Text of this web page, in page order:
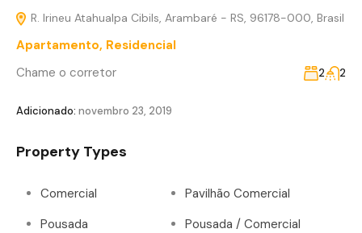
R. Irineu Atahualpa Cibils, Arambaré - RS, 96178-000, Brasil
Apartamento, Residencial
Chame o corretor
2 2
Adicionado: novembro 23, 2019
Property Types
Comercial
Pavilhão Comercial
Pousada
Pousada / Comercial